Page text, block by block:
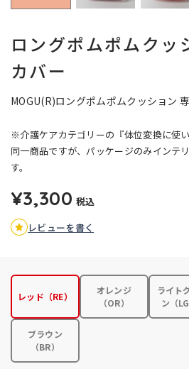
ロングポムポムクッ
カバー
MOGU(R)ロングポムポムクッション
※介護ケアカテゴリーの『体位変換に使
同一商品ですが、パッケージのみインテ
す。
¥3,300 税込
レビューを書く
レッド（RE）
オレンジ
（OR）
ライト
ン（
ブラウン
（BR）